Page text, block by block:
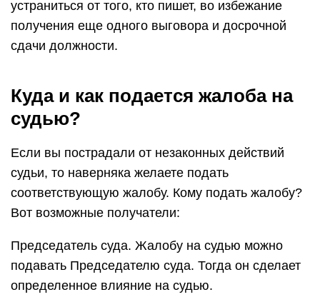
устраниться от того, кто пишет, во избежание
получения еще одного выговора и досрочной
сдачи должности.
Куда и как подается жалоба на
судью?
Если вы пострадали от незаконных действий
судьи, то наверняка желаете подать
соответствующую жалобу. Кому подать жалобу?
Вот возможные получатели:
Председатель суда. Жалобу на судью можно
подавать Председателю суда. Тогда он сделает
определенное влияние на судью.